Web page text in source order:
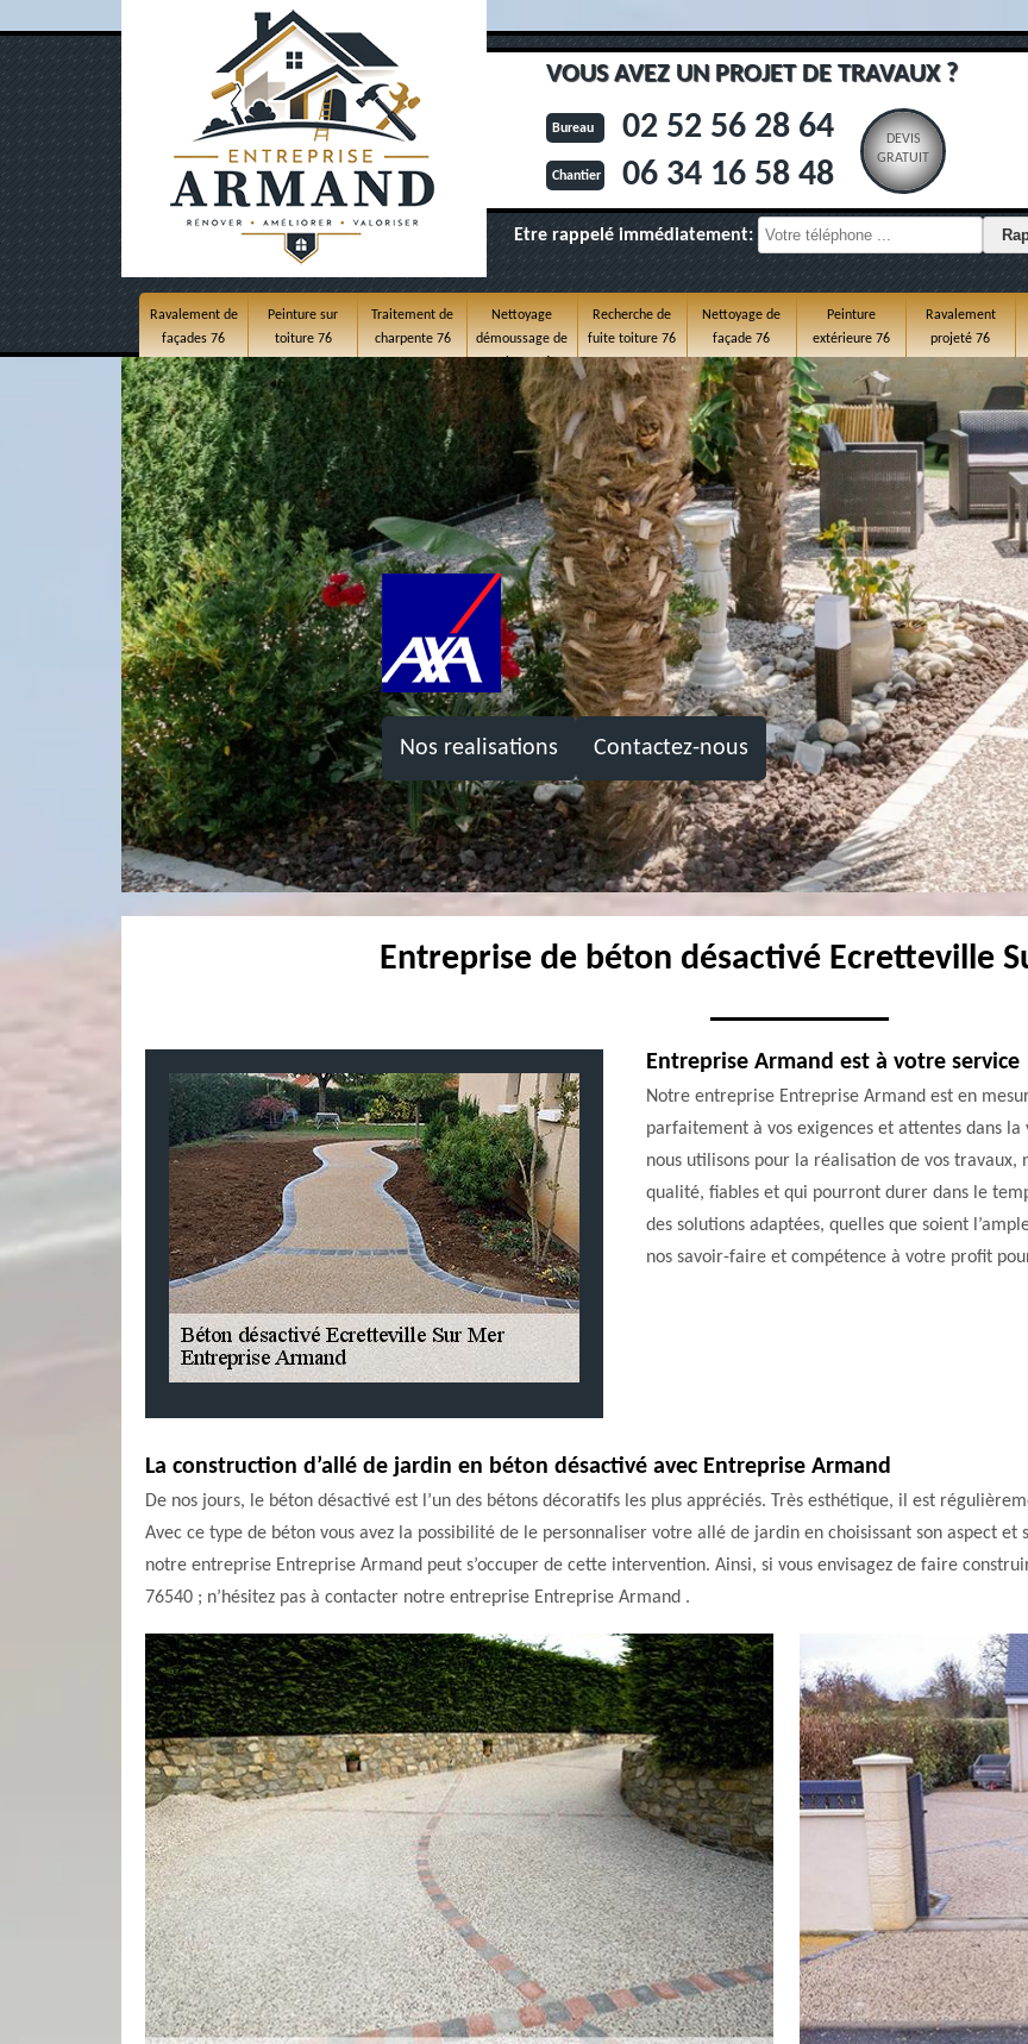
VOUS AVEZ UN PROJET DE TRAVAUX ?
Bureau 02 52 56 28 64
Chantier 06 34 16 58 48
DEVIS
GRATUIT
Etre rappelé immédiatement:
Ravalement de
façades 76
Peinture sur
toiture 76
Traitement de
charpente 76
Nettoyage
démoussage de
toiture 76
Recherche de
fuite toiture 76
Nettoyage de
façade 76
Peinture
extérieure 76
Ravalement
projeté 76
Nos realisations Contactez-nous
Entreprise de béton désactivé Ecretteville
Entreprise Armand est à votre service
Notre entreprise Entreprise Armand est en
parfaitement à vos exigences et attentes dans
nous utilisons pour la réalisation de vos travaux,
qualité, fiables et qui pourront durer dans le
des solutions adaptées, quelles que soient
nos savoir-faire et compétence à votre profit
La construction d’allé de jardin en béton désactivé avec Entreprise Armand
De nos jours, le béton désactivé est l’un des bétons décoratifs les plus appréciés. Très esthétique, il est
Avec ce type de béton vous avez la possibilité de le personnaliser votre allé de jardin en choisissant son aspect et
notre entreprise Entreprise Armand peut s’occuper de cette intervention. Ainsi, si vous envisagez de faire
76540 ; n’hésitez pas à contacter notre entreprise Entreprise Armand .